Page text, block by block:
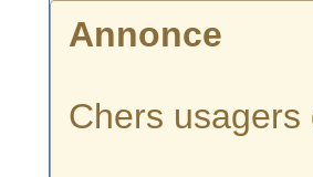
Annonce
Chers